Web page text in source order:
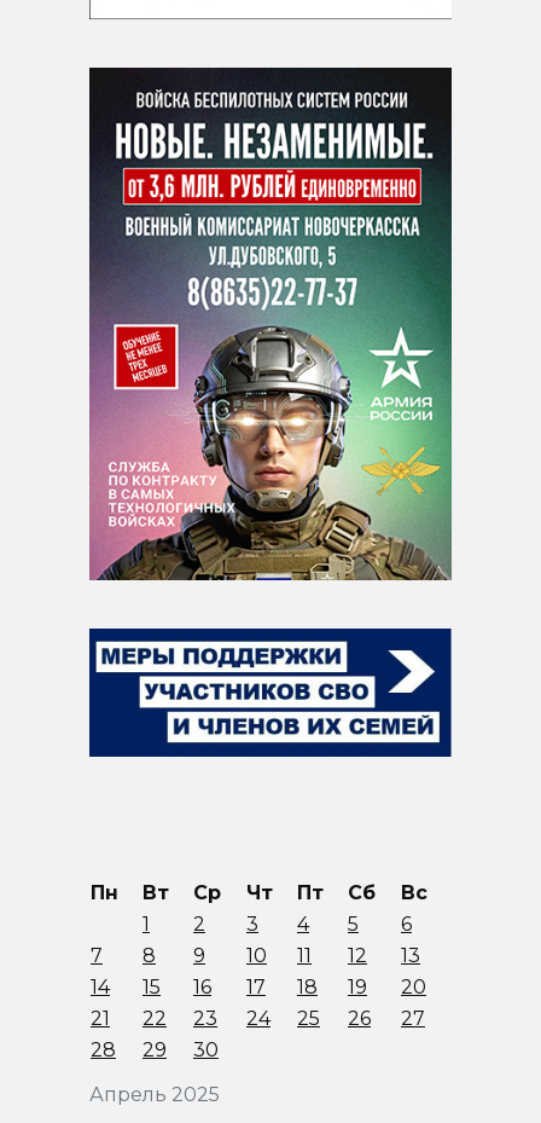
Апрель 2025
Пн Вт Ср Чт Пт Сб
Вс
1
2 3 4 5
6
7
8 9 10 11 12
13
14
15 16 17 18 19
20
21
22 23 24 25 26
27
28
29 30